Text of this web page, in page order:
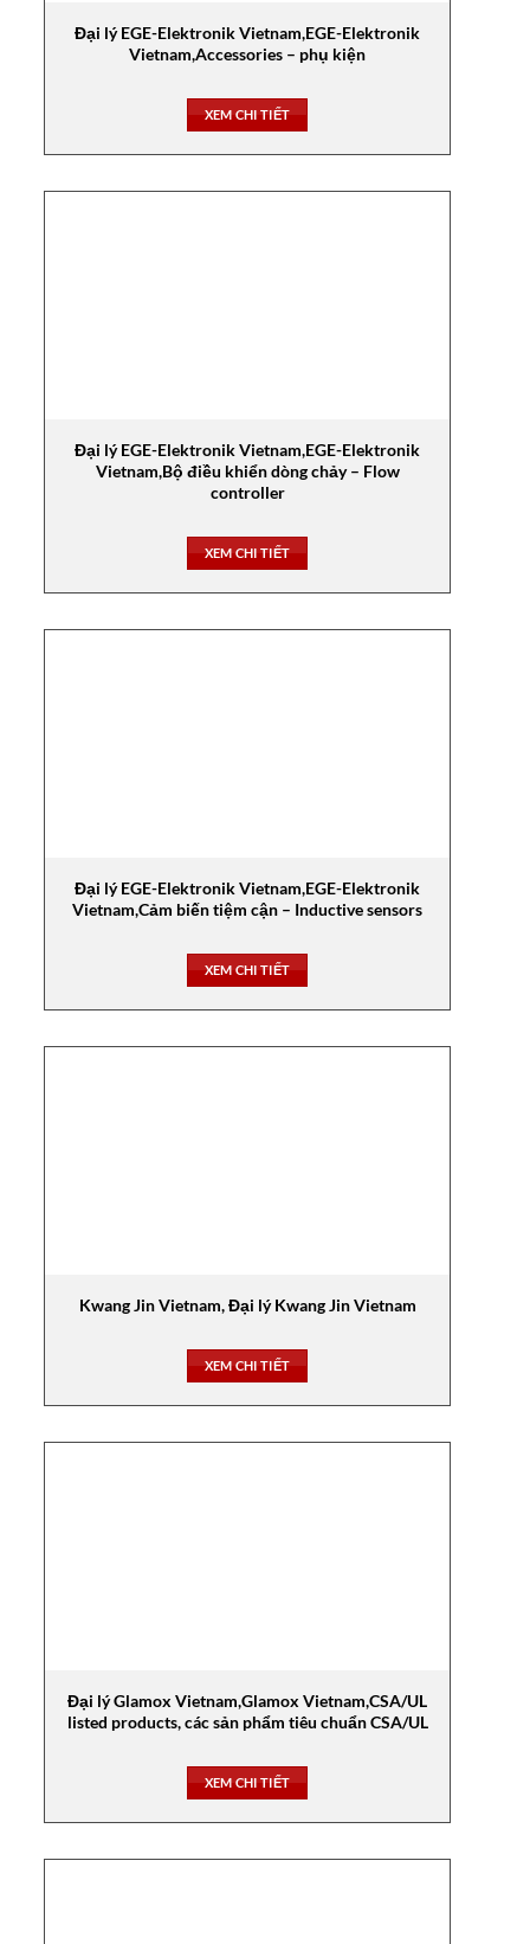
Đại lý EGE-Elektronik Vietnam,EGE-Elektronik
Vietnam,Accessories – phụ kiện
XEM CHI TIẾT
Đại lý EGE-Elektronik Vietnam,EGE-Elektronik
Vietnam,Bộ điều khiển dòng chảy – Flow
controller
XEM CHI TIẾT
Đại lý EGE-Elektronik Vietnam,EGE-Elektronik
Vietnam,Cảm biến tiệm cận – Inductive sensors
XEM CHI TIẾT
Kwang Jin Vietnam, Đại lý Kwang Jin Vietnam
XEM CHI TIẾT
Đại lý Glamox Vietnam,Glamox Vietnam,CSA/UL
listed products, các sản phẩm tiêu chuẩn CSA/UL
XEM CHI TIẾT